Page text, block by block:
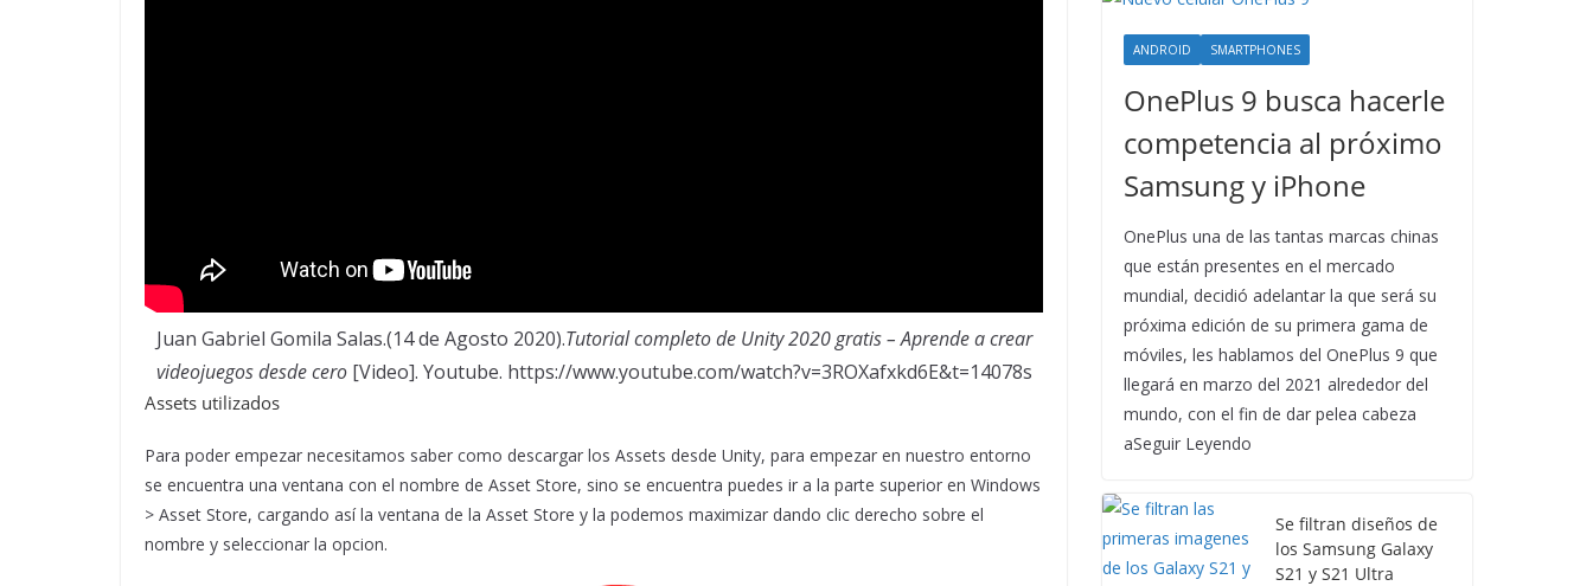
Juan Gabriel Gomila Salas.(14 de Agosto 2020).Tutorial completo de Unity 2020 gratis – Aprende a crear
videojuegos desde cero [Video]. Youtube. https://www.youtube.com/watch?v=3ROXafxkd6E&t=14078s
Assets utilizados
Para poder empezar necesitamos saber como descargar los Assets desde Unity, para empezar en nuestro entorno
se encuentra una ventana con el nombre de Asset Store, sino se encuentra puedes ir a la parte superior en Windows
> Asset Store, cargando así la ventana de la Asset Store y la podemos maximizar dando clic derecho sobre el
nombre y seleccionar la opcion.
ANDROID SMARTPHONES
OnePlus 9 busca hacerle
competencia al próximo
Samsung y iPhone
OnePlus una de las tantas marcas chinas
que están presentes en el mercado
mundial, decidió adelantar la que será su
próxima edición de su primera gama de
móviles, les hablamos del OnePlus 9 que
llegará en marzo del 2021 alrededor del
mundo, con el fin de dar pelea cabeza
aSeguir Leyendo
Se filtran diseños de
los Samsung Galaxy
S21 y S21 Ultra